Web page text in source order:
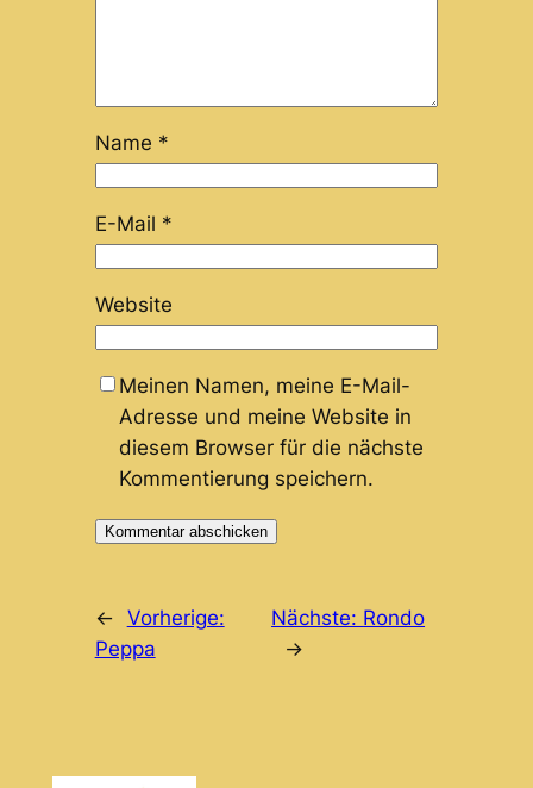
Name *
E-Mail *
Website
Meinen Namen, meine E-Mail-
Adresse und meine Website in
diesem Browser für die nächste
Kommentierung speichern.
← Vorherige:
Peppa
Nächste: Rondo
→